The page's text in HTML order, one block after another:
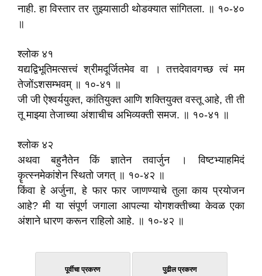
नाही. हा विस्तार तर तुझ्यासाठी थोडक्यात सांगितला. ॥ १०-४०
॥
श्लोक ४१
यद्यद्विभूतिमत्सत्त्वं श्रीमदूर्जितमेव वा । तत्तदेवावगच्छ त्वं मम
तेजोंऽशसम्भवम्‌ ॥ १०-४१ ॥
जी जी ऐश्वर्ययुक्त, कांतियुक्त आणि शक्तियुक्त वस्तू आहे, ती ती
तू माझ्या तेजाच्या अंशाचीच अभिव्यक्ती समज. ॥ १०-४१ ॥
श्लोक ४२
अथवा बहुनैतेन किं ज्ञातेन तवार्जुन । विष्टभ्याहमिदं
कॄत्स्नमेकांशेन स्थितो जगत्‌ ॥ १०-४२ ॥
किंवा हे अर्जुना, हे फार फार जाणण्याचे तुला काय प्रयोजन
आहे? मी या संपूर्ण जगाला आपल्या योगशक्तीच्या केवळ एका
अंशाने धारण करून राहिलो आहे. ॥ १०-४२ ॥
पूर्वीचा प्रकरण पुढील प्रकरण